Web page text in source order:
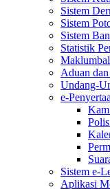
Sistem
Sistem
Sistem
Statistik
Aduan
Undang-
e-
Sistem e-
Aplikasi